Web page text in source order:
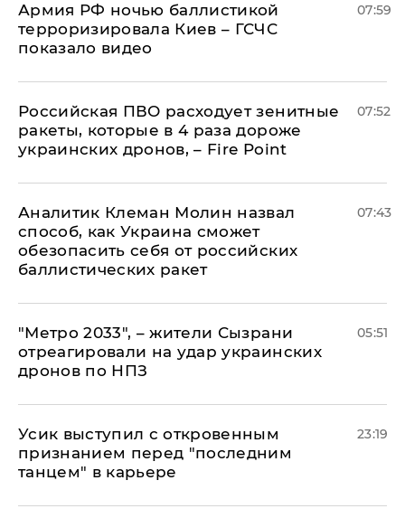
Армия РФ ночью баллистикой
терроризировала Киев – ГСЧС
показало видео
07:59
Российская ПВО расходует зенитные
ракеты, которые в 4 раза дороже
украинских дронов, – Fire Point
07:52
Аналитик Клеман Молин назвал
способ, как Украина сможет
обезопасить себя от российских
баллистических ракет
07:43
"Метро 2033", – жители Сызрани
отреагировали на удар украинских
дронов по НПЗ
05:51
Усик выступил с откровенным
признанием перед "последним
танцем" в карьере
23:19